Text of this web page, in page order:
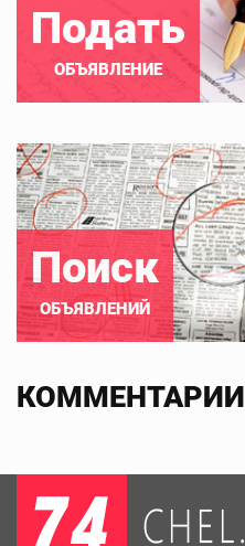
Подать
ОБЪЯВЛЕНИЕ
Поиск
ОБЪЯВЛЕНИЙ
КОММЕНТАРИИ